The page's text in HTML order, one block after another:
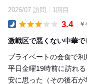
2026/07 訪問 1回目
3.4
激戦区で悪くない中華
プライベートの会食で利
平日金曜19時前に訪れ
安に思った（その後石が